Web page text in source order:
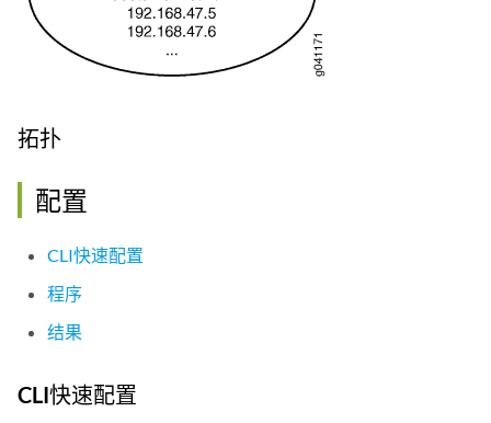
拓扑
配置
CLI快速配置
程序
结果
CLI快速配置